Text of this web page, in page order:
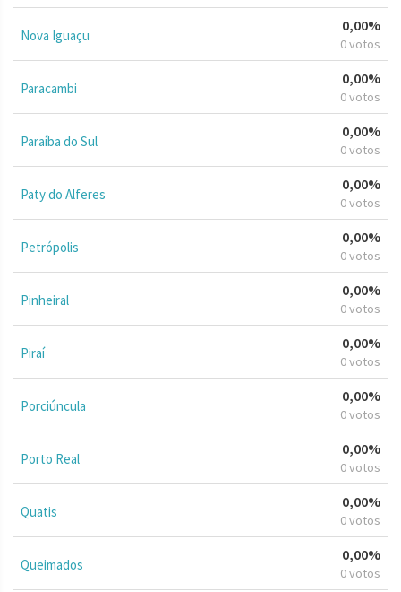
Nova Iguaçu
0,00%
0 votos
Paracambi
0,00%
0 votos
Paraíba do Sul
0,00%
0 votos
Paty do Alferes
0,00%
0 votos
Petrópolis
0,00%
0 votos
Pinheiral
0,00%
0 votos
Piraí
0,00%
0 votos
Porciúncula
0,00%
0 votos
Porto Real
0,00%
0 votos
Quatis
0,00%
0 votos
Queimados
0,00%
0 votos